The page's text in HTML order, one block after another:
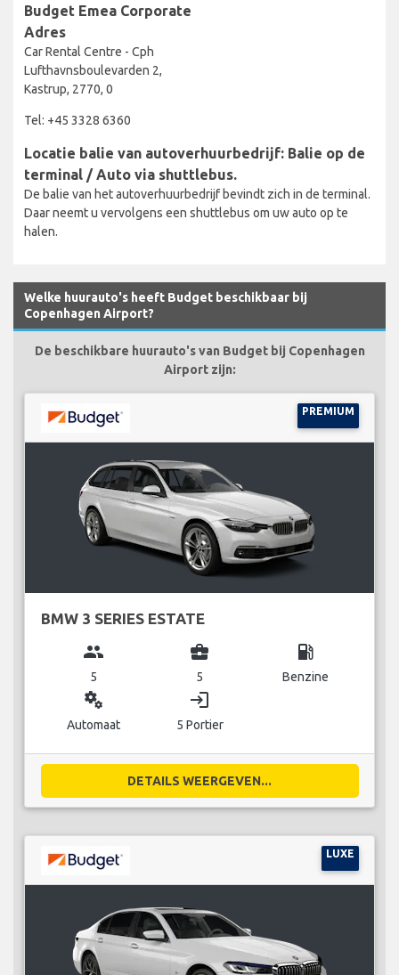
Budget Emea Corporate
Adres
Car Rental Centre - Cph
Lufthavnsboulevarden 2,
Kastrup, 2770, 0
Tel: +45 3328 6360
Locatie balie van autoverhuurbedrijf: Balie op de
terminal / Auto via shuttlebus.
De balie van het autoverhuurbedrijf bevindt zich in de terminal.
Daar neemt u vervolgens een shuttlebus om uw auto op te
halen.
Welke huurauto's heeft Budget beschikbaar bij
Copenhagen Airport?
De beschikbare huurauto's van Budget bij Copenhagen
Airport zijn:
PREMIUM
BMW 3 SERIES ESTATE
group
5
business_center
5
local_gas_station
Benzine
miscellaneous_services
Automaat
login
5 Portier
DETAILS WEERGEVEN...
LUXE